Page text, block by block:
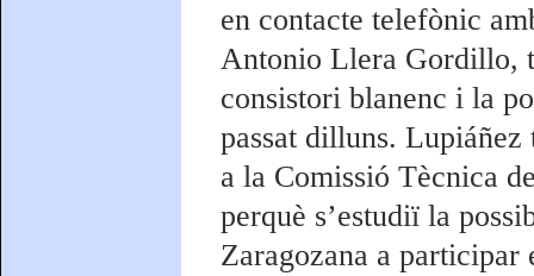
en contacte telefònic
Antonio Llera Gordillo,
consistori blanenc i la
passat dilluns.
a la Comissió Tècnica
perquè s’estudiï la
Zaragozana a